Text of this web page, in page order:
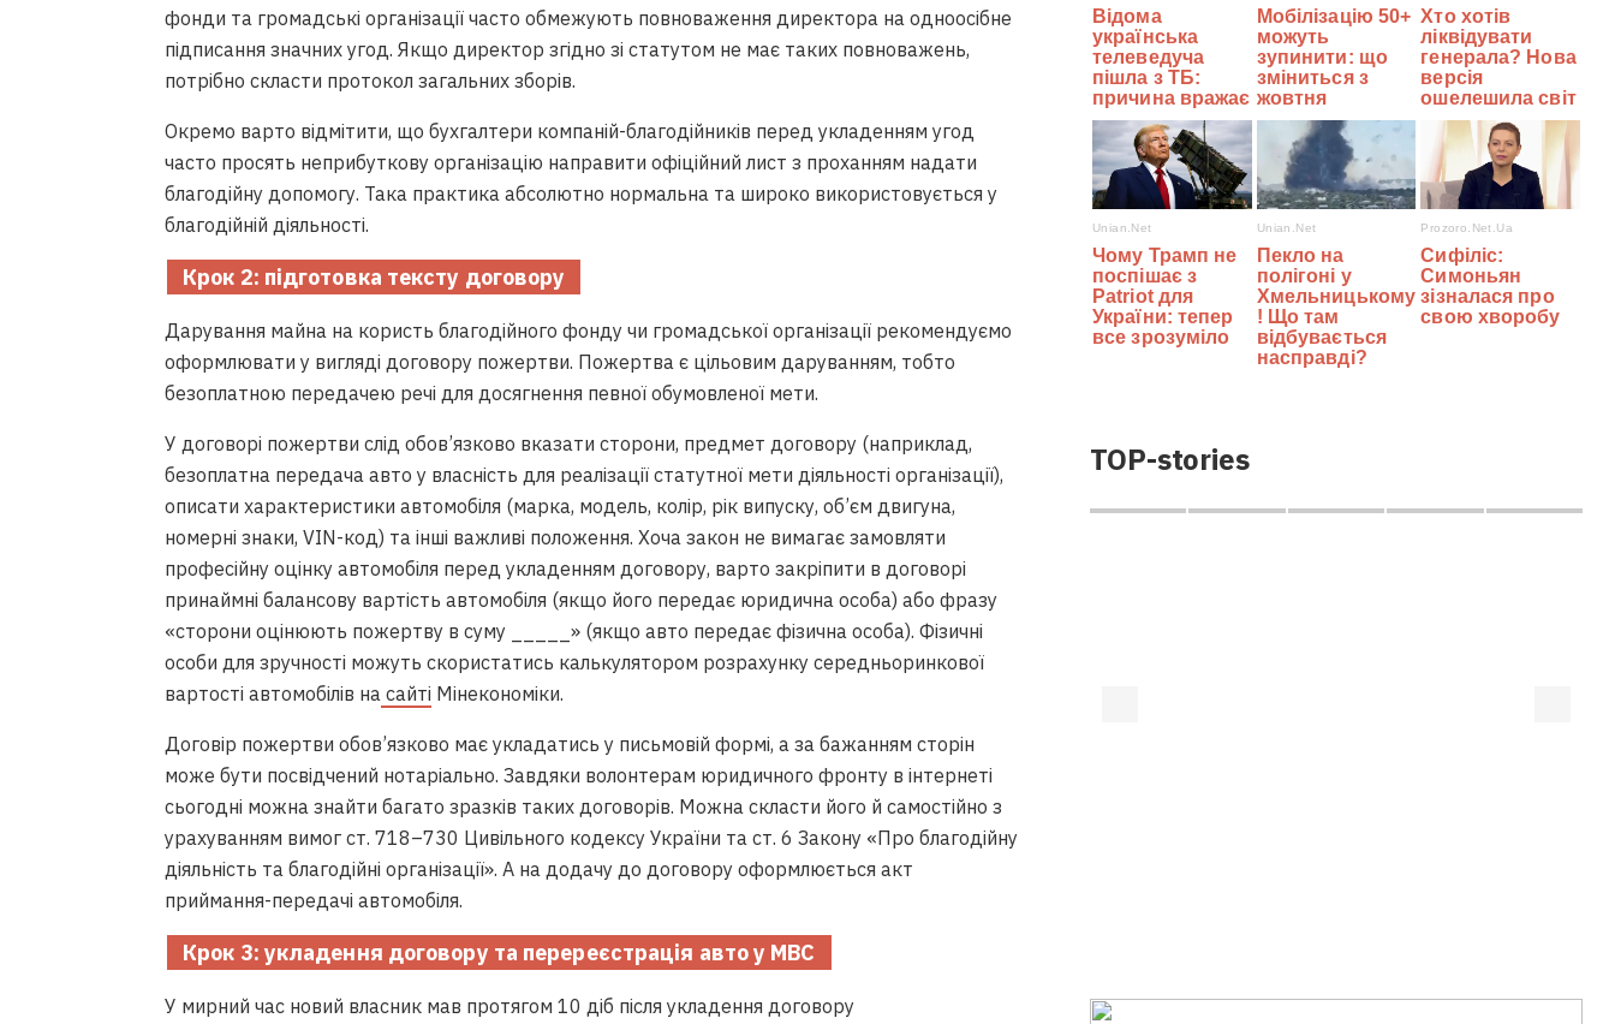
фонди та громадські організації часто обмежують повноваження директора на одноосібне
підписання значних угод. Якщо директор згідно зі статутом не має таких повноважень,
потрібно скласти протокол загальних зборів.
Окремо варто відмітити, що бухгалтери компаній-благодійників перед укладенням угод
часто просять неприбуткову організацію направити офіційний лист з проханням надати
благодійну допомогу. Така практика абсолютно нормальна та широко використовується у
благодійній діяльності.
Крок 2: підготовка тексту договору
Дарування майна на користь благодійного фонду чи громадської організації рекомендуємо
оформлювати у вигляді договору пожертви. Пожертва є цільовим даруванням, тобто
безоплатною передачею речі для досягнення певної обумовленої мети.
У договорі пожертви слід обов’язково вказати сторони, предмет договору (наприклад,
безоплатна передача авто у власність для реалізації статутної мети діяльності організації),
описати характеристики автомобіля (марка, модель, колір, рік випуску, об’єм двигуна,
номерні знаки, VIN-код) та інші важливі положення. Хоча закон не вимагає замовляти
професійну оцінку автомобіля перед укладенням договору, варто закріпити в договорі
принаймні балансову вартість автомобіля (якщо його передає юридична особа) або фразу
«сторони оцінюють пожертву в суму _____» (якщо авто передає фізична особа). Фізичні
особи для зручності можуть скористатись калькулятором розрахунку середньоринкової
вартості автомобілів на сайті Мінекономіки.
Договір пожертви обов’язково має укладатись у письмовій формі, а за бажанням сторін
може бути посвідчений нотаріально. Завдяки волонтерам юридичного фронту в інтернеті
сьогодні можна знайти багато зразків таких договорів. Можна скласти його й самостійно з
урахуванням вимог ст. 718–730 Цивільного кодексу України та ст. 6 Закону «Про благодійну
діяльність та благодійні організації». А на додачу до договору оформлюється акт
приймання-передачі автомобіля.
Крок 3: укладення договору та перереєстрація авто у МВС
У мирний час новий власник мав протягом 10 діб після укладення договору
TOP-stories